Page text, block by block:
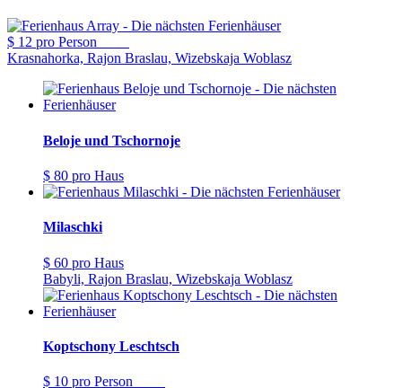
$ 12 pro Person
Krasnahorka, Rajon Braslau, Wizebskaja Woblasz
Beloje und Tschornoje
$ 80 pro Haus
Milaschki
$ 60 pro Haus
Babyli, Rajon Braslau, Wizebskaja Woblasz
Koptschony Leschtsch
$ 10 pro Person